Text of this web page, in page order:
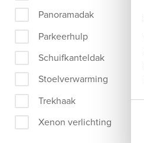
Panoramadak
Parkeerhulp
Schuifkanteldak
Stoelverwarming
Trekhaak
Xenon verlichting